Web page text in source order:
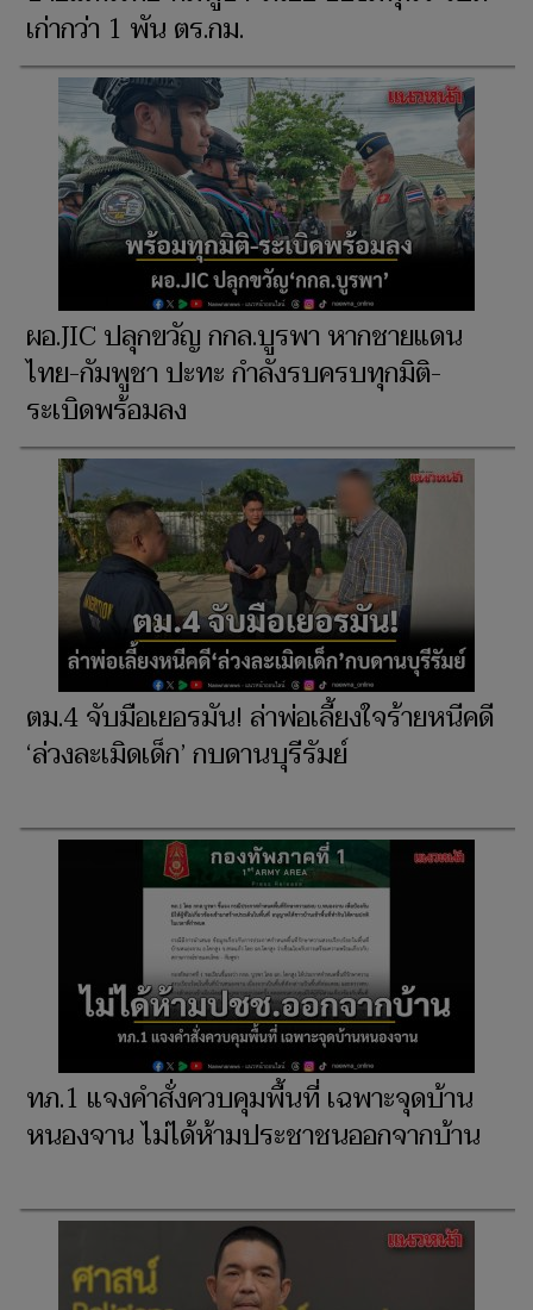
เก่ากว่า 1 พัน ตร.กม.
ผอ.JIC ปลุกขวัญ กกล.บูรพา หากชายแดน
ไทย-กัมพูชา ปะทะ กำลังรบครบทุกมิติ-
ระเบิดพร้อมลง
ตม.4 จับมือเยอรมัน! ล่าพ่อเลี้ยงใจร้ายหนีคดี
‘ล่วงละเมิดเด็ก’ กบดานบุรีรัมย์
ทภ.1 แจงคำสั่งควบคุมพื้นที่ เฉพาะจุดบ้าน
หนองจาน ไม่ได้ห้ามประชาชนออกจากบ้าน